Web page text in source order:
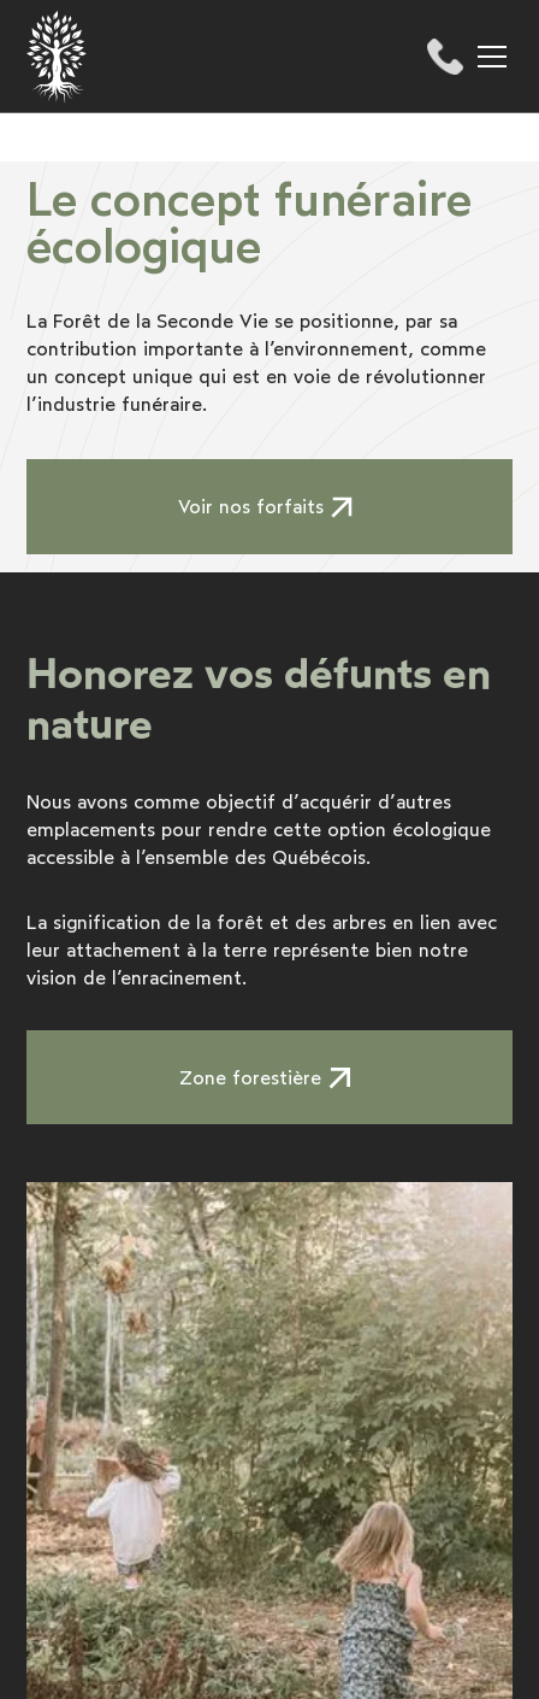
Le concept funéraire
écologique
La Forêt de la Seconde Vie se positionne, par sa
contribution importante à l’environnement, comme
un concept unique qui est en voie de révolutionner
l’industrie funéraire.
Voir nos forfaits
Honorez vos défunts en
nature
Nous avons comme objectif d’acquérir d’autres
emplacements pour rendre cette option écologique
accessible à l’ensemble des Québécois.
La signification de la forêt et des arbres en lien avec
leur attachement à la terre représente bien notre
vision de l’enracinement.
Zone forestière